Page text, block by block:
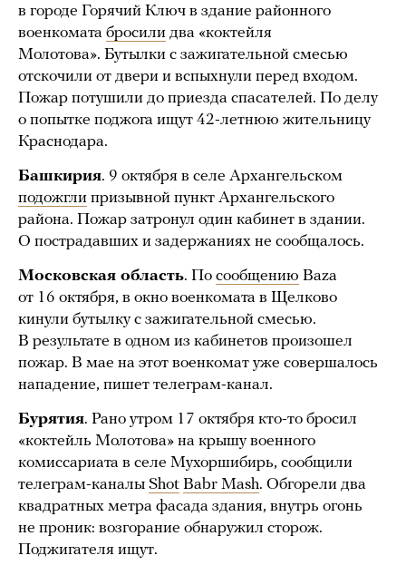
в городе Горячий Ключ в здание районного
военкомата бросили два «коктейля
Молотова». Бутылки с зажигательной смесью
отскочили от двери и вспыхнули перед входом.
Пожар потушили до приезда спасателей. По делу
о попытке поджога ищут 42-летнюю жительницу
Краснодара.
Башкирия. 9 октября в селе Архангельском
подожгли призывной пункт Архангельского
района. Пожар затронул один кабинет в здании.
О пострадавших и задержаниях не сообщалось.
Московская область. По сообщению Baza
от 16 октября, в окно военкомата в Щелково
кинули бутылку с зажигательной смесью.
В результате в одном из кабинетов произошел
пожар. В мае на этот военкомат уже совершалось
нападение, пишет телеграм-канал.
Бурятия. Рано утром 17 октября кто-то бросил
«коктейль Молотова» на крышу военного
комиссариата в селе Мухоршибирь, сообщили
телеграм-каналы Shot Babr Mash. Обгорели два
квадратных метра фасада здания, внутрь огонь
не проник: возгорание обнаружил сторож.
Поджигателя ищут.